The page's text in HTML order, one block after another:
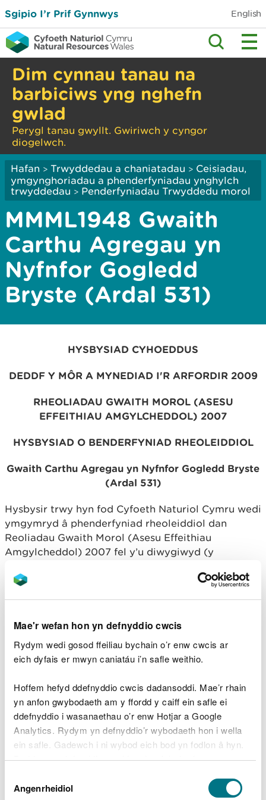
Mae'r wefan hon yn defnyddio cwcis
Rydym wedi gosod ffeiliau bychain o’r enw cwcis ar
eich dyfais er mwyn caniatáu i’n safle weithio.
Hoffem hefyd ddefnyddio cwcis dadansoddi. Mae’r rhain
yn anfon gwybodaeth am y ffordd y caiff ein safle ei
ddefnyddio i wasanaethau o’r enw Hotjar a Google
Analytics. Rydym yn defnyddio’r wybodaeth hon i wella
ein safle. Gadewch i ni wybod eich bod yn fodlon â hyn.
Byddwn yn defnyddio cwci i gadw eich dewis.
Gellirdarllen mwy am ein cwcis cyn i chi ddewis.
Caniatâd
Angenrheidiol
Sgipio I’r Prif Gynnwys English
Dim cynnau tanau na
barbiciws yng nghefn
gwlad
Perygl tanau gwyllt. Gwiriwch y cyngor
diogelwch.
Hafan > Trwyddedau a chaniatadau > Ceisiadau,
ymgynghoriadau a phenderfyniadau ynghylch
trwyddedau > Penderfyniadau Trwyddedu morol
MMML1948 Gwaith
Carthu Agregau yn
Nyfnfor Gogledd
Bryste (Ardal 531)
HYSBYSIAD CYHOEDDUS
DEDDF Y MÔR A MYNEDIAD I'R ARFORDIR 2009
RHEOLIADAU GWAITH MOROL (ASESU
EFFEITHIAU AMGYLCHEDDOL) 2007
HYSBYSIAD O BENDERFYNIAD RHEOLEIDDIOL
Gwaith Carthu Agregau yn Nyfnfor Gogledd Bryste
(Ardal 531)
Hysbysir trwy hyn fod Cyfoeth Naturiol Cymru wedi
ymgymryd â phenderfyniad rheoleiddiol dan
Reoliadau Gwaith Morol (Asesu Effeithiau
Amgylcheddol) 2007 fel y’u diwygiwyd (y
prosiect uchod.
Amgylcheddol, mae Cyfoeth Naturiol Cymru wedi
penderfynu rhoi cymeradwyaeth reoleiddiol ar
gyfer y prosiect yn amodol ar osod amodau.
rheoleiddiol ar gael i'r cyhoedd ei archwilio ar
gofrestr gyhoeddus Cyfoeth Naturiol Cymru
https://publicregister.naturalresources.wales/
Gallwch chwilio am y dogfennau gan ddefnyddio'r
cyfeirnod cais MMML1948. Yng ngoleuni’r sefyllfa
iechyd cyhoeddus gyfredol gyda golwg ar
Coronafirws (COVID-19) ni fydd copi caled o’r cais
a dogfennau ategol ar gael mewn man cyhoeddus